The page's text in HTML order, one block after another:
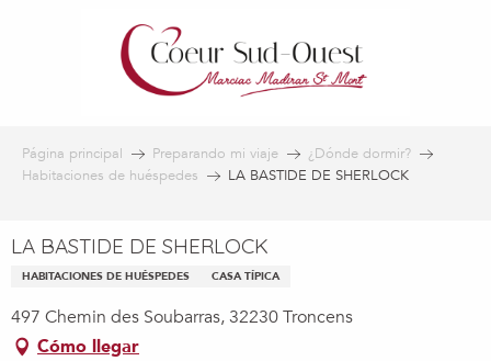
Página principal Preparando mi viaje
¿Dónde dormir?
Habitaciones de huéspedes
LA BASTIDE DE SHERLOCK
LA BASTIDE DE SHERLOCK
HABITACIONES DE HUÉSPEDES CASA TÍPICA
497 Chemin des Soubarras, 32230 Troncens
Cómo llegar